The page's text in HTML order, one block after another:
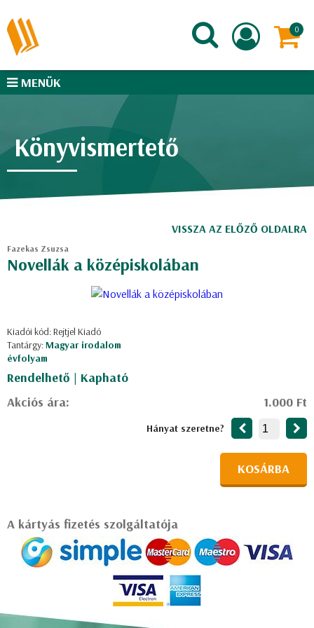
MENÜK
Könyvismertető
VISSZA AZ ELŐZŐ OLDALRA
Fazekas Zsuzsa
Novellák a középiskolában
Kiadói kód: Rejtjel Kiadó
Tantárgy:Magyar irodalom
évfolyam
Rendelhető | Kapható
Akciós ára:
1.000 Ft
Hányat szeretne?
KOSÁRBA
A kártyás fizetés szolgáltatója